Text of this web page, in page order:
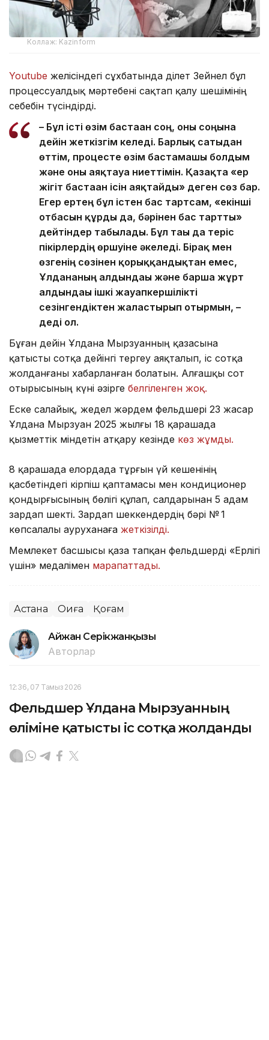
Коллаж: Kazinform
Youtube желісіндегі сұхбатында Әділет Зейнел бұл
процессуалдық мәртебені сақтап қалу шешімінің
себебін түсіндірді.
– Бұл істі өзім бастаған соң, оны соңына
дейін жеткізгім келеді. Барлық сатыдан
өттім, процесте өзім бастамашы болдым
және оны аяқтауға ниеттімін. Қазақта «ер
жігіт бастаған ісін аяқтайды» деген сөз бар.
Егер ертең бұл істен бас тартсам, «екінші
отбасын құрды да, бәрінен бас тартты»
дейтіндер табылады. Бұл тағы да теріс
пікірлердің өршуіне әкеледі. Бірақ мен
өзгенің сөзінен қорыққандықтан емес,
Ұлдананың алдындағы және барша жұрт
алдындағы ішкі жауапкершілікті
сезінгендіктен жалғастырып отырмын, –
деді ол.
Бұған дейін Ұлдана Мырзуанның қазасына
қатысты сотқа дейінгі тергеу аяқталып, іс сотқа
жолданғаны хабарланған болатын. Алғашқы сот
отырысының күні әзірге белгіленген жоқ.
Еске салайық, жедел жәрдем фельдшері 23 жасар
Ұлдана Мырзуан 2025 жылғы 18 қарашада
қызметтік міндетін атқару кезінде көз жұмды.
8 қарашада елордада тұрғын үй кешенінің
қасбетіндегі кірпіш қаптамасы мен кондиционер
қондырғысының бөлігі құлап, салдарынан 5 адам
зардап шекті. Зардап шеккендердің бәрі № 1
көпсалалы ауруханаға жеткізілді.
Мемлекет басшысы қаза тапқан фельдшерді «Ерлігі
үшін» медалімен марапаттады.
Астана Оқиға Қоғам
Айжан Серікжанқызы
Авторлар
12:36, 07 Тамыз 2026
Фельдшер Ұлдана Мырзуанның
өліміне қатысты іс сотқа жолданды